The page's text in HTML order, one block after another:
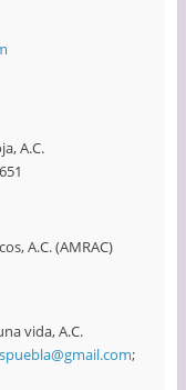
A.C.
A.C. (AMRAC)
vida, A.C.
;